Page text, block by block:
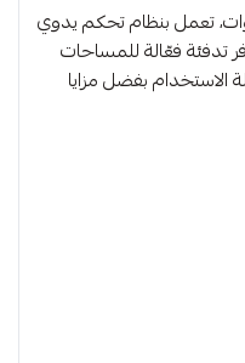
كهربائية من كولن بقدرة 1800 وات، تعمل بنظام تحكم يدوي
تدفئة فعّالة للمساحات
الاستخدام بفضل مزايا